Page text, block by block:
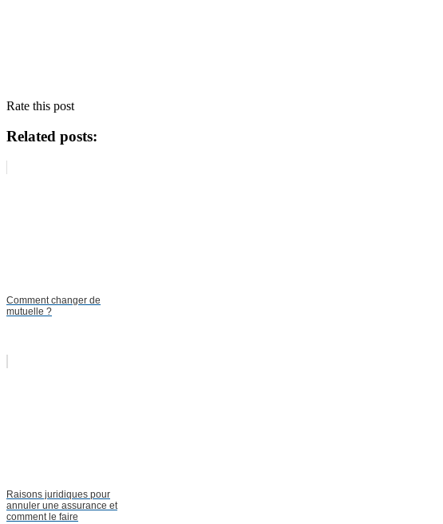
Rate this post
Related posts:
Comment changer de
mutuelle ?
Raisons juridiques pour
annuler une assurance et
comment le faire